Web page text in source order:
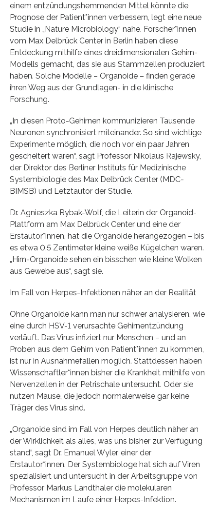
einem entzündungshemmenden Mittel könnte die
Prognose der Patient*innen verbessern, legt eine neue
Studie in „Nature Microbiology“ nahe. Forscher*innen
vom Max Delbrück Center in Berlin haben diese
Entdeckung mithilfe eines dreidimensionalen Gehirn-
Modells gemacht, das sie aus Stammzellen produziert
haben. Solche Modelle – Organoide – finden gerade
ihren Weg aus der Grundlagen- in die klinische
Forschung.
„In diesen Proto-Gehirnen kommunizieren Tausende
Neuronen synchronisiert miteinander. So sind wichtige
Experimente möglich, die noch vor ein paar Jahren
gescheitert wären“, sagt Professor Nikolaus Rajewsky,
der Direktor des Berliner Instituts für Medizinische
Systembiologie des Max Delbrück Center (MDC-
BIMSB) und Letztautor der Studie.
Dr. Agnieszka Rybak-Wolf, die Leiterin der Organoid-
Plattform am Max Delbrück Center und eine der
Erstautor*innen, hat die Organoide herangezogen – bis
es etwa 0,5 Zentimeter kleine weiße Kügelchen waren.
„Hirn-Organoide sehen ein bisschen wie kleine Wolken
aus Gewebe aus“, sagt sie.
Im Fall von Herpes-Infektionen näher an der Realität
Ohne Organoide kann man nur schwer analysieren, wie
eine durch HSV-1 verursachte Gehirnentzündung
verläuft. Das Virus infiziert nur Menschen – und an
Proben aus dem Gehirn von Patient*innen zu kommen,
ist nur in Ausnahmefällen möglich. Stattdessen haben
Wissenschaftler*innen bisher die Krankheit mithilfe von
Nervenzellen in der Petrischale untersucht. Oder sie
nutzen Mäuse, die jedoch normalerweise gar keine
Träger des Virus sind.
„Organoide sind im Fall von Herpes deutlich näher an
der Wirklichkeit als alles, was uns bisher zur Verfügung
stand“, sagt Dr. Emanuel Wyler, einer der
Erstautor*innen. Der Systembiologe hat sich auf Viren
spezialisiert und untersucht in der Arbeitsgruppe von
Professor Markus Landthaler die molekularen
Mechanismen im Laufe einer Herpes-Infektion.